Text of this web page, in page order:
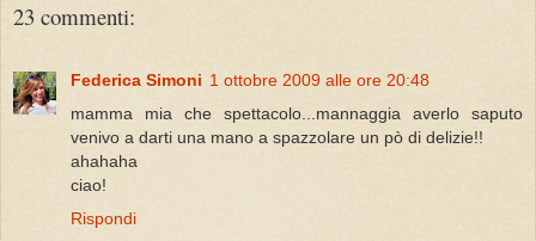
23 commenti:
Federica Simoni 1 ottobre 2009 alle ore 20:48
mamma mia che spettacolo...mannaggia averlo saputo
venivo a darti una mano a spazzolare un pò di delizie!!
ahahaha
ciao!
Rispondi